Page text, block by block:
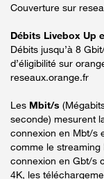
Couverture sur
Débits Livebox Up
Débits jusqu’à 8
d’éligibilité sur
reseaux.orange.fr
Les Mbit/s
seconde) mesurent
connexion en Mbt/s
comme le
connexion en Gbt/s
4K, les